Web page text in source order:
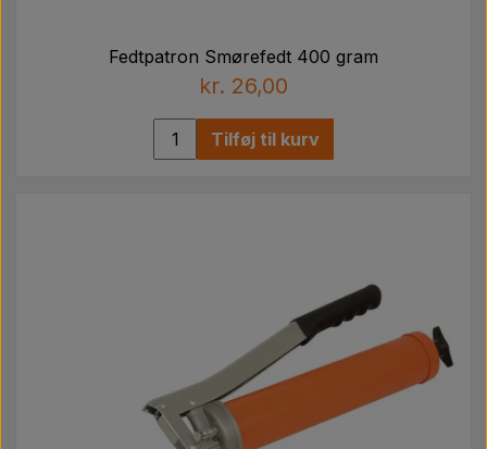
Fedtpatron Smørefedt 400 gram
kr. 26,00
Tilføj til kurv